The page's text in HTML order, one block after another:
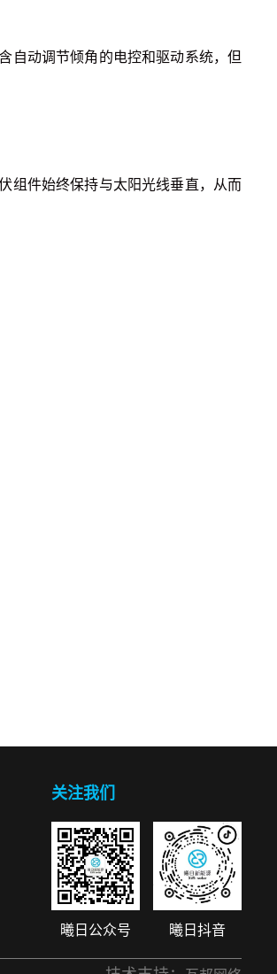
自动调节倾角的电控和驱动系统，但
组件始终保持与太阳光线垂直，从而
关注我们
曦日公众号 曦日抖音